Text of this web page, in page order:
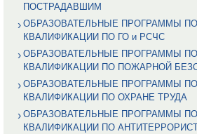
ПОСТРАДАВШИМ
ОБРАЗОВАТЕЛЬНЫЕ ПРОГРАММЫ
КВАЛИФИКАЦИИ ПО ГО и РСЧС
ОБРАЗОВАТЕЛЬНЫЕ ПРОГРАММЫ
КВАЛИФИКАЦИИ ПО ПОЖАРНОЙ
ОБРАЗОВАТЕЛЬНЫЕ ПРОГРАММЫ
КВАЛИФИКАЦИИ ПО ОХРАНЕ ТРУДА
ОБРАЗОВАТЕЛЬНЫЕ ПРОГРАММЫ
КВАЛИФИКАЦИИ ПО